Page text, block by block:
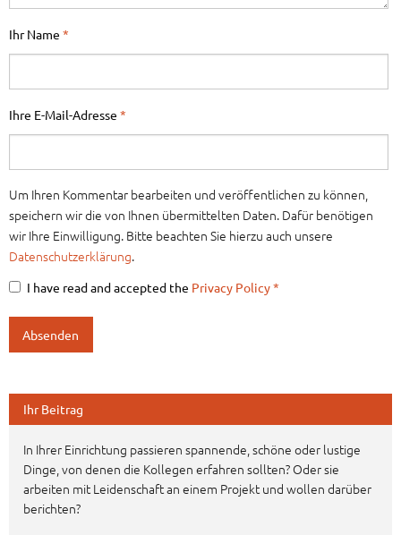
Ihr Name *
Ihre E-Mail-Adresse *
Um Ihren Kommentar bearbeiten und veröffentlichen zu können,
speichern wir die von Ihnen übermittelten Daten. Dafür benötigen
wir Ihre Einwilligung. Bitte beachten Sie hierzu auch unsere
Datenschutzerklärung.
I have read and accepted the Privacy Policy*
Ihr Beitrag
In Ihrer Einrichtung passieren spannende, schöne oder lustige
Dinge, von denen die Kollegen erfahren sollten? Oder sie
arbeiten mit Leidenschaft an einem Projekt und wollen darüber
berichten?